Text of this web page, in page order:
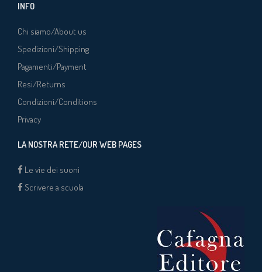
INFO
Chi siamo/About us
Spedizioni/Shipping
Pagamenti/Payment
Resi/Returns
Condizioni/Conditions
Privacy
LA NOSTRA RETE/OUR WEB PAGES
Le vie dei suoni
Scrivere a scuola